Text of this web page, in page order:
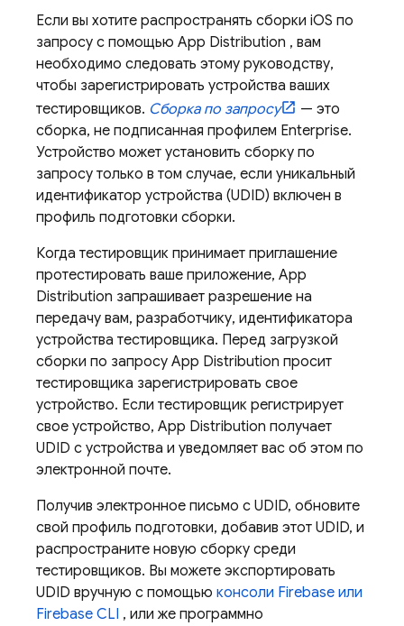
Если вы хотите распространять сборки iOS по
запросу с помощью App Distribution , вам
необходимо следовать этому руководству,
чтобы зарегистрировать устройства ваших
тестировщиков. Сборка по запросу
— это
сборка, не подписанная профилем Enterprise.
Устройство может установить сборку по
запросу только в том случае, если уникальный
идентификатор устройства (UDID) включен в
профиль подготовки сборки.
Когда тестировщик принимает приглашение
протестировать ваше приложение, App
Distribution запрашивает разрешение на
передачу вам, разработчику, идентификатора
устройства тестировщика. Перед загрузкой
сборки по запросу App Distribution просит
тестировщика зарегистрировать свое
устройство. Если тестировщик регистрирует
свое устройство, App Distribution получает
UDID с устройства и уведомляет вас об этом по
электронной почте.
Получив электронное письмо с UDID, обновите
свой профиль подготовки, добавив этот UDID, и
распространите новую сборку среди
тестировщиков. Вы можете экспортировать
UDID вручную с помощью консоли Firebase или
Firebase CLI , или же программно